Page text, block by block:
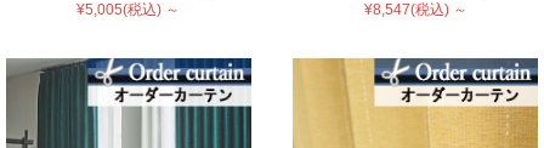
¥5,005(税込) ～
¥8,547(税込) ～